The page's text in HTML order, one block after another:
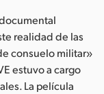
realidad de las
consuelo militar»
estuvo a cargo
La película